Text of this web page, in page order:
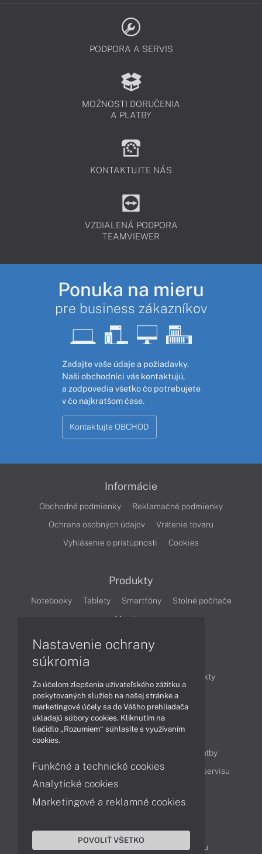
PODPORA A SERVIS
MOŽNOSTI DORUČENIA
A PLATBY
KONTAKTUJTE NÁS
VZDIALENÁ PODPORA
TEAMVIEWER
Ponuka na mieru
pre business zákazníkov
Zadajte vaše údaje a požiadavky.
Naši obchodníci vás kontaktujú,
a zodpovedia všetko čo potrebujete
v čo najkratšom čase.
Kontaktujte OBCHOD
Informácie
Obchodné podmienky
Reklamačné podmienky
Ochrana osobných údajov
Vrátenie tovaru
Vyhlásenie o prístupnosti
Cookies
Produkty
Notebooky Tablety Smartfóny
Stolné počítače
Monitory
Produkty
Technológie
Videá
Obsah
Možnosti doručenia a platby
Podpora a servis
Servisné služby Cenník servisu
Kontakty
043 4224 771
Obchodné oddelenie
Reklamácia tovaru
Nastavenie ochrany
súkromia
Za účelom zlepšenia užívateľského zážitku a
poskytovaných služieb na našej stránke a
marketingové účely sa do Vášho prehliadača
ukladajú súbory cookies. Kliknutím na
tlačidlo „Rozumiem“ súhlasíte s využívaním
cookies.
Funkčné a technické cookies
Analytické cookies
Marketingové a reklamné cookies
POVOLIŤ VŠETKO